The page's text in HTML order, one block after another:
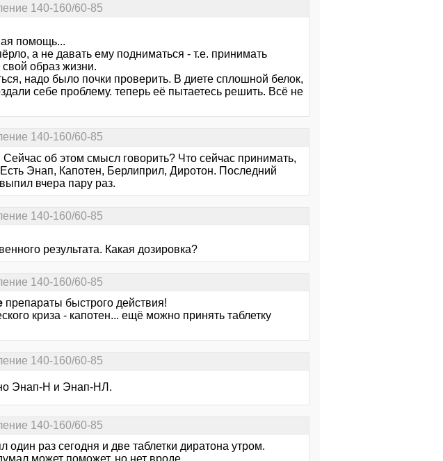
140-160/60-85
помощь...
а не давать ему подниматься - т.е. принимать
образ жизни.
надо было почки проверить. В диете сплошной белок,
себе проблему. теперь её пытаетесь решить. Всё не
140-160/60-85
об этом смысл говорить? Что сейчас принимать,
Энап, Капотен, Берлиприл, Диротон. Последний
вчера пару раз.
140-160/60-85
результата. Какая дозировка?
140-160/60-85
препараты быстрого действия!
криза - капотен... ещё можно принять таблетку
140-160/60-85
Энап-Н и Энап-НЛ.
140-160/60-85
раз сегодня и две таблетки диратона утром.
может поможет, но нет вроде.